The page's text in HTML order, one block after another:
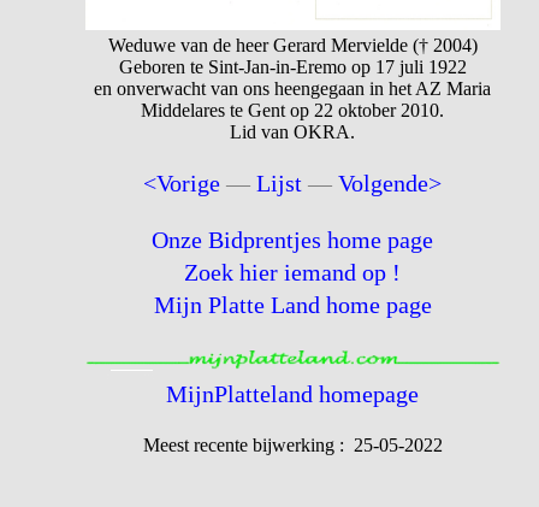
Weduwe van de heer Gerard Mervielde († 2004)
Geboren te Sint-Jan-in-Eremo op 17 juli 1922
en onverwacht van ons heengegaan in het AZ Maria
Middelares te Gent op 22 oktober 2010.
Lid van OKRA.
<Vorige —Lijst —Volgende>
Onze Bidprentjes home page
Zoek hier iemand op !
Mijn Platte Land home page
MijnPlatteland homepage
Meest recente bijwerking : 25-05-2022